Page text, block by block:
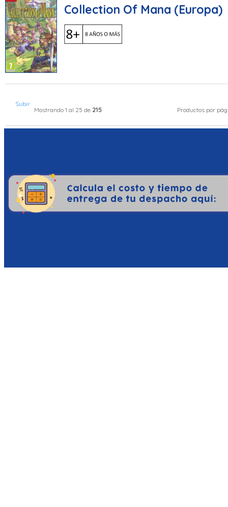
Collection Of Mana (Europa)
Subir
Mostrando 1 al 25 de 215 Productos por